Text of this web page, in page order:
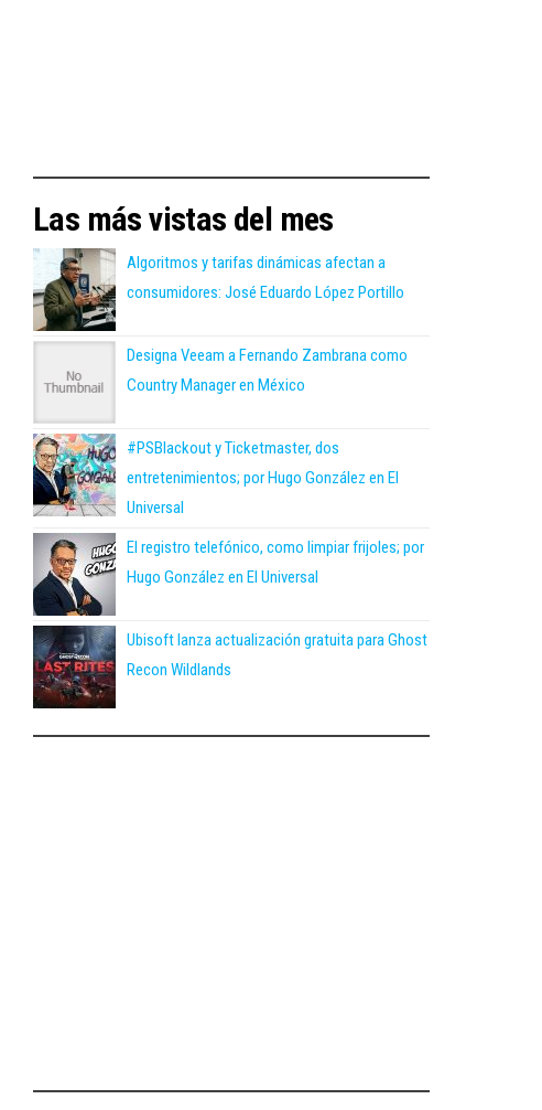
Las más vistas del mes
Algoritmos y tarifas dinámicas afectan a
consumidores: José Eduardo López Portillo
Designa Veeam a Fernando Zambrana como
Country Manager en México
#PSBlackout y Ticketmaster, dos
entretenimientos; por Hugo González en El
Universal
El registro telefónico, como limpiar frijoles; por
Hugo González en El Universal
Ubisoft lanza actualización gratuita para Ghost
Recon Wildlands